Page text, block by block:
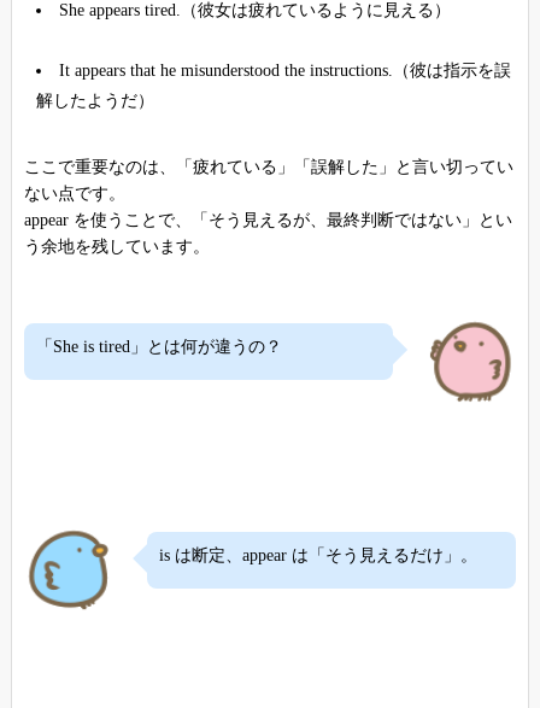
She appears tired.（彼女は疲れているように見える）
It appears that he misunderstood the instructions.（彼は指示を誤
解したようだ）
ここで重要なのは、「疲れている」「誤解した」と言い切ってい
ない点です。
appear を使うことで、「そう見えるが、最終判断ではない」とい
う余地を残しています。
「She is tired」とは何が違うの？
is は断定、appear は「そう見えるだけ」。